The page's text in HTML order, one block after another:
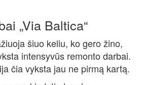
„Via Baltica“
šiuo keliu, ko gero žino,
intensyvūs remonto darbai.
čia vyksta jau ne pirmą kartą.